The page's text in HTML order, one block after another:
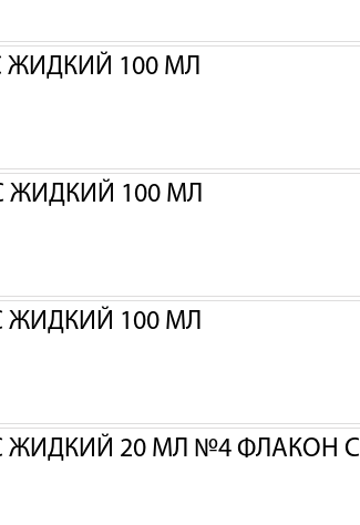
100 МЛ
100 МЛ
100 МЛ
20 МЛ №4 ФЛАКОН С